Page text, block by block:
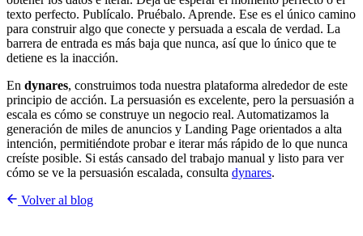
texto perfecto. Publícalo. Pruébalo. Aprende. Ese es el único camino
para construir algo que conecte y persuada a escala de verdad. La
barrera de entrada es más baja que nunca, así que lo único que te
detiene es la inacción.
En dynares, construimos toda nuestra plataforma alrededor de este
principio de acción. La persuasión es excelente, pero la persuasión a
escala es cómo se construye un negocio real. Automatizamos la
generación de miles de anuncios y Landing Page orientados a alta
intención, permitiéndote probar e iterar más rápido de lo que nunca
creíste posible. Si estás cansado del trabajo manual y listo para ver
cómo se ve la persuasión escalada, consulta dynares.
Volver al blog